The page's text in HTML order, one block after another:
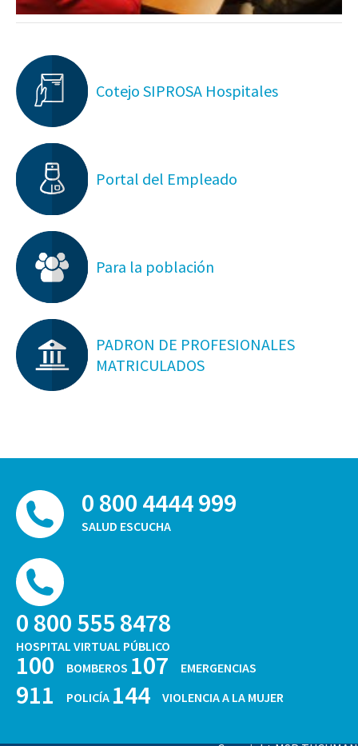
Cotejo SIPROSA Hospitales
Portal del Empleado
Para la población
PADRON DE PROFESIONALES
MATRICULADOS
0 800 4444 999
SALUD ESCUCHA
0 800 555 8478
HOSPITAL VIRTUAL PÚBLICO
100 BOMBEROS 107 EMERGENCIAS
911 POLICÍA 144 VIOLENCIA A LA MUJER